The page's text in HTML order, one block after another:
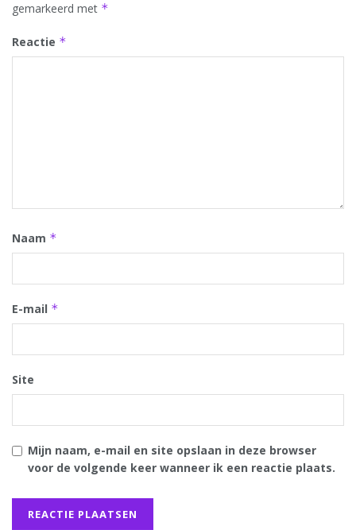
gemarkeerd met *
Reactie *
Naam *
E-mail *
Site
Mijn naam, e-mail en site opslaan in deze browser
voor de volgende keer wanneer ik een reactie plaats.